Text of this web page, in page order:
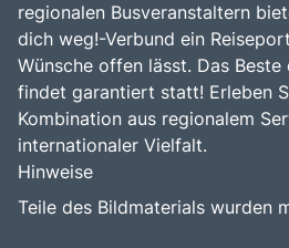
regionalen Busveranstaltern
dich weg!-Verbund ein
Wünsche offen lässt. Das Beste
findet garantiert statt! Erleben
Kombination aus regionalem
internationaler Vielfalt.
Hinweise
Teile des Bildmaterials wurden